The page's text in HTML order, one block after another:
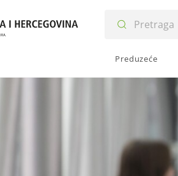
Preduzeće